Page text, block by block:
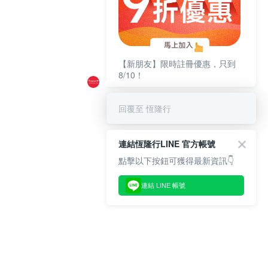
【新朋友】限時註冊優惠，只到
8/10！
回覆至 恆隆行
連結恆隆行LINE 官方帳號
點擊以下按鈕可獲得最新資訊👇
連結 LINE 帳號